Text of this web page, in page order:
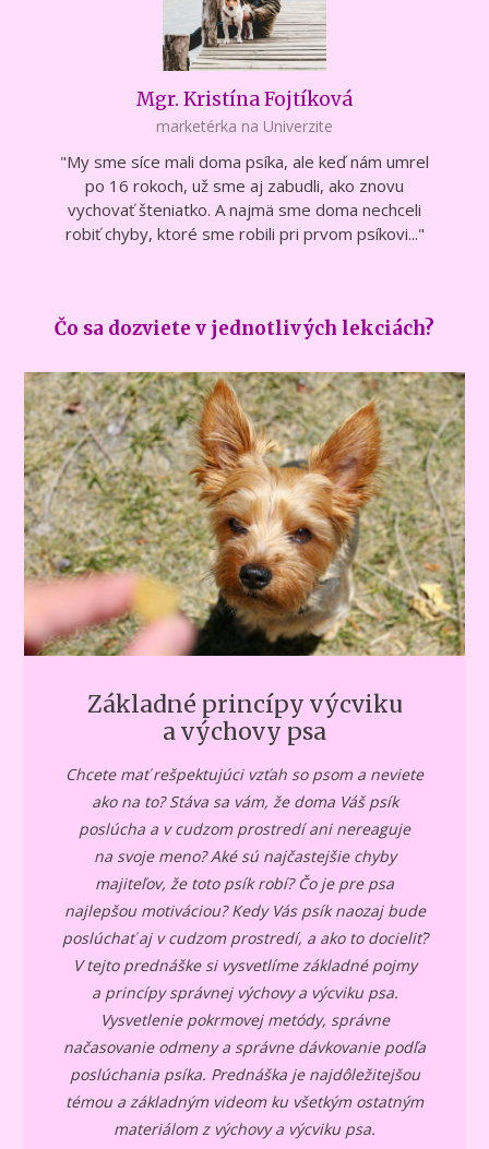
Mgr. Kristína Fojtíková
marketérka na Univerzite
"My sme síce mali doma psíka, ale keď nám umrel
po 16 rokoch, už sme aj zabudli, ako znovu
vychovať šteniatko. A najmä sme doma nechceli
robiť chyby, ktoré sme robili pri prvom psíkovi..."
Čo sa dozviete v jednotlivých lekciách?
Základné princípy výcviku
a výchovy psa
Chcete mať rešpektujúci vzťah so psom a neviete
ako na to? Stáva sa vám, že doma Váš psík
poslúcha a v cudzom prostredí ani nereaguje
na svoje meno? Aké sú najčastejšie chyby
majiteľov, že toto psík robí? Čo je pre psa
najlepšou motiváciou? Kedy Vás psík naozaj bude
poslúchať aj v cudzom prostredí, a ako to docieliť?
V tejto prednáške si vysvetlíme základné pojmy
a princípy správnej výchovy a výcviku psa.
Vysvetlenie pokrmovej metódy, správne
načasovanie odmeny a správne dávkovanie podľa
poslúchania psíka. Prednáška je najdôležitejšou
témou a základným videom ku všetkým ostatným
materiálom z výchovy a výcviku psa.